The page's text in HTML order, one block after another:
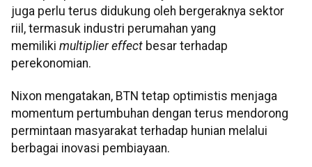
juga perlu terus didukung oleh bergeraknya sektor
riil, termasuk industri perumahan yang
memiliki multiplier effect besar terhadap
perekonomian.
Nixon mengatakan, BTN tetap optimistis menjaga
momentum pertumbuhan dengan terus mendorong
permintaan masyarakat terhadap hunian melalui
berbagai inovasi pembiayaan.